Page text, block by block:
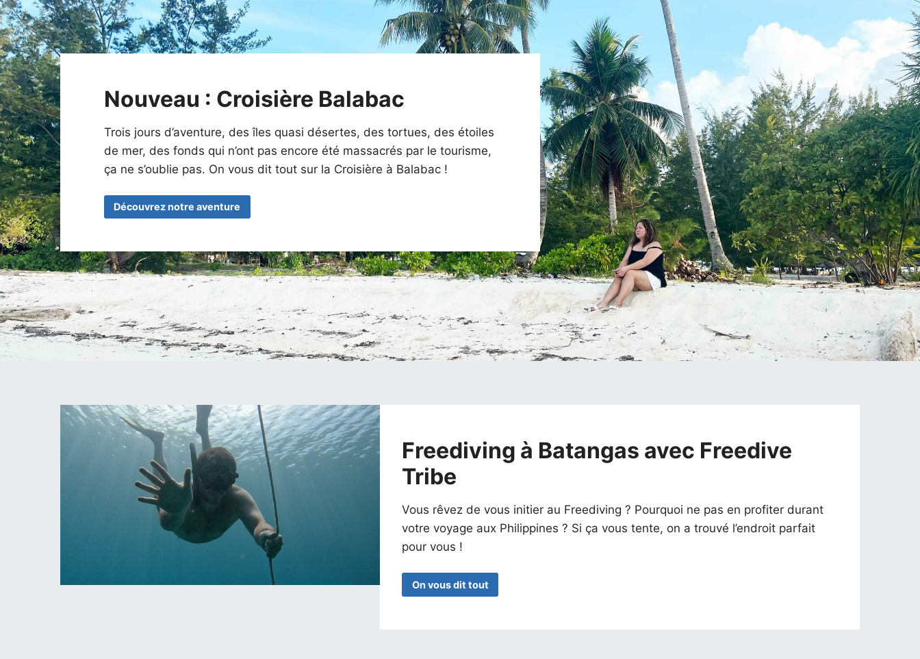
Nouveau : Croisière Balabac
Trois jours d’aventure, des îles quasi désertes, des tortues, des étoiles
de mer, des fonds qui n’ont pas encore été massacrés par le tourisme,
ça ne s’oublie pas. On vous dit tout sur la Croisière à Balabac !
Découvrez notre aventure
Freediving à Batangas avec Freedive
Tribe
Vous rêvez de vous initier au Freediving ? Pourquoi ne pas en profiter durant
votre voyage aux Philippines ? Si ça vous tente, on a trouvé l’endroit parfait
pour vous !
On vous dit tout